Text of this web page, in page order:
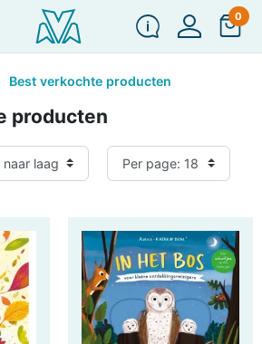
0
Best verkochte producten
producten